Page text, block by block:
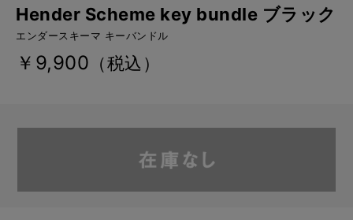
Hender Scheme key bundle ブラック
エンダースキーマ キーバンドル
￥9,900 （税込）